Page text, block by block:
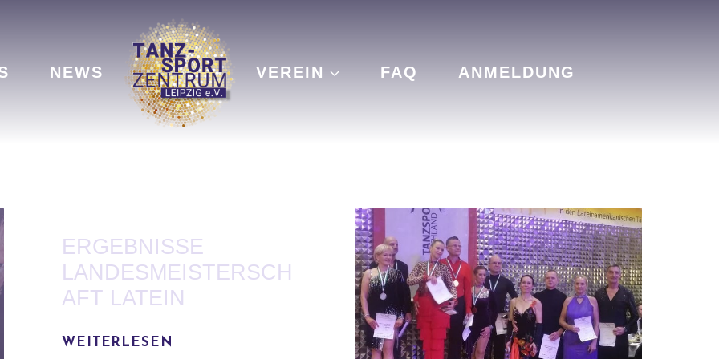
NEWS VEREIN FAQ ANMELDUNG
ERGEBNISSE
LANDESMEISTERSCH
AFT LATEIN
WEITERLESEN